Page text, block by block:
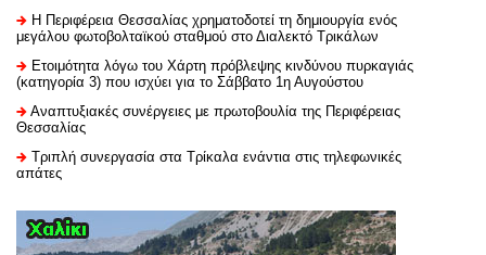
H Περιφέρεια Θεσσαλίας χρηματοδοτεί τη δημιουργία ενός
μεγάλου φωτοβολταϊκού σταθμού στο Διαλεκτό Τρικάλων
Ετοιμότητα λόγω του Χάρτη πρόβλεψης κινδύνου πυρκαγιάς
(κατηγορία 3) που ισχύει για το Σάββατο 1η Αυγούστου
Αναπτυξιακές συνέργειες με πρωτοβουλία της Περιφέρειας
Θεσσαλίας
Τριπλή συνεργασία στα Τρίκαλα ενάντια στις τηλεφωνικές
απάτες